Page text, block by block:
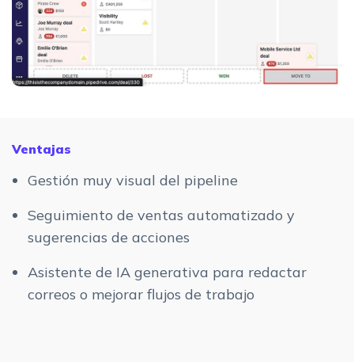
Ventajas
Gestión muy visual del pipeline
Seguimiento de ventas automatizado y
sugerencias de acciones
Asistente de IA generativa para redactar
correos o mejorar flujos de trabajo